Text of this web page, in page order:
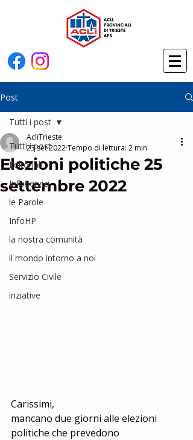
Post
Tutti i post
Editoriali
InfoServizi
le Parole
InfoHP
la nostra comunità
il mondo intorno a noi
Servizio Civile
inziative
Tutti i post
Elezioni politiche 25
settembre 2022
AcliTrieste
23 set 2022Tempo di lettura: 2 min
Carissimi,
mancano due giorni alle elezioni
politiche che prevedono